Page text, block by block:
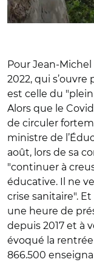
Pour Jean-Michel
2022, qui s’ouvre
est celle du
Alors que le
de circuler
ministre de
août, lors de sa
"continuer à
éducative. Il ne
crise sanitaire".
une heure de
depuis 2017 et à
évoqué la rentrée
866.500